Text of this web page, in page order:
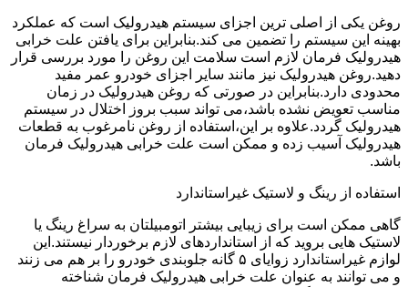
روغن یکی از اصلی ترین اجزای سیستم هیدرولیک است که عملکرد
بهینه این سیستم را تضمین می کند.بنابراین برای یافتن علت خرابی
هیدرولیک فرمان لازم است سلامت این روغن را مورد بررسی قرار
دهید.روغن هیدرولیک نیز مانند سایر اجزای خودرو عمر مفید
محدودی دارد.بنابراین در صورتی که روغن هیدرولیک در زمان
مناسب تعویض نشده باشد،می تواند سبب بروز اختلال در سیستم
هیدرولیک گردد.علاوه بر این،استفاده از روغن نامرغوب به قطعات
هیدرولیک آسیب زده و ممکن است علت خرابی هیدرولیک فرمان
باشد.
استفاده از رینگ و لاستیک غیراستاندارد
گاهی ممکن است برای زیبایی بیشتر اتومبیلتان به سراغ رینگ یا
لاستیک هایی بروید که از استانداردهای لازم برخوردار نیستند.این
لوازم غیراستاندارد زوایای ۵ گانه جلوبندی خودرو را بر هم می زنند
و می توانند به عنوان علت خرابی هیدرولیک فرمان شناخته